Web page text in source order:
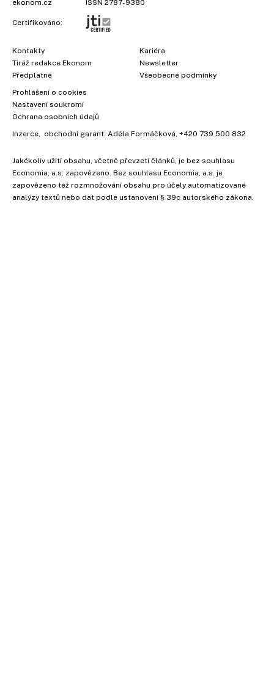
ekonom.cz
ISSN 2787-9380
Certifikováno:
Kontakty
Tiráž redakce Ekonom
Předplatné
Kariéra
Newsletter
Všeobecné podmínky
Prohlášení o cookies
Nastavení soukromí
Ochrana osobních údajů
Inzerce , obchodní garant: Adéla Formáčková +420 739 500 832
Jakékoliv užití obsahu, včetně převzetí článků, je bez souhlasu
Economia, a.s. zapovězeno. Bez souhlasu Economia, a.s. je
zapovězeno též rozmnožování obsahu pro účely automatizované
analýzy textů nebo dat podle ustanovení § 39c autorského zákona.